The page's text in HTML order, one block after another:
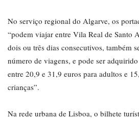
No serviço regional do Algarve, os
“podem viajar entre Vila Real de Santo
dois ou três dias consecutivos, também
número de viagens, e pode ser
entre 20,9 e 31,9 euros para adultos e
crianças”.
Na rede urbana de Lisboa, o bilhete